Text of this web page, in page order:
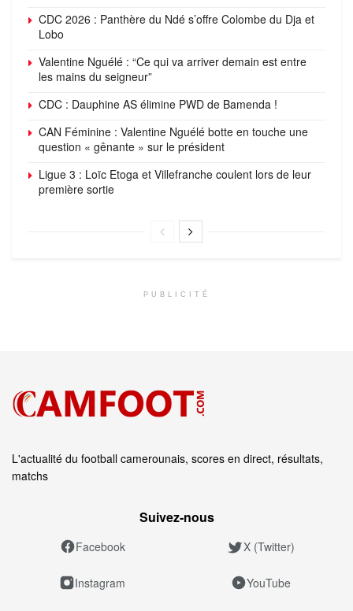
CDC 2026 : Panthère du Ndé s’offre Colombe du Dja et
Lobo
Valentine Nguélé : “Ce qui va arriver demain est entre
les mains du seigneur”
CDC : Dauphine AS élimine PWD de Bamenda !
CAN Féminine : Valentine Nguélé botte en touche une
question « gênante » sur le président
Ligue 3 : Loïc Etoga et Villefranche coulent lors de leur
première sortie
PUBLICITÉ
L'actualité du football camerounais, scores en direct, résultats,
matchs
Suivez‑nous
Facebook X (Twitter)
Instagram YouTube